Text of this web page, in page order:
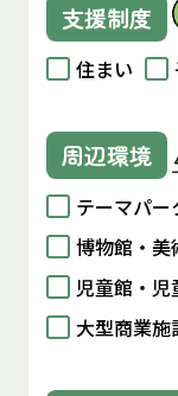
支援制度
住まい
周辺環境
テーマパ
博物館・美
児童館・児
大型商業施